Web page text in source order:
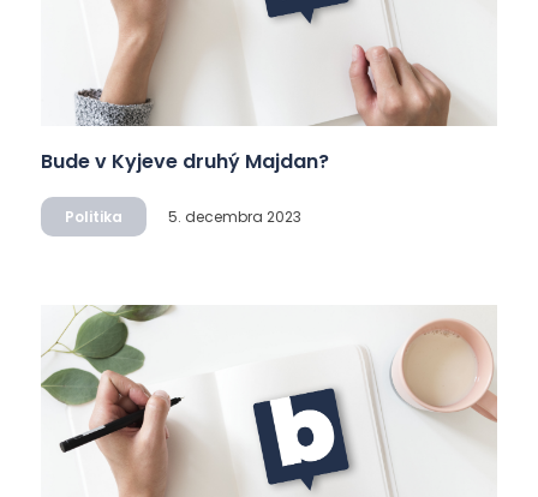
Bude v Kyjeve druhý Majdan?
Politika 5. decembra 2023